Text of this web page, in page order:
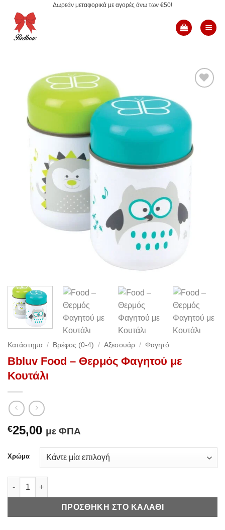
περιεχόμενο
Δωρεάν μεταφορικά με αγορές άνω των €50!
Κατάστημα / Βρέφος (0-4) / Αξεσουάρ / Φαγητό
Bbluv Food – Θερμός Φαγητού με
Κουτάλι
€25,00 με ΦΠΑ
Χρώμα
Bbluv Food – Θερμός Φαγητού με Κουτάλι ποσότητα
ΠΡΟΣΘΉΚΗ ΣΤΟ ΚΑΛΆΘΙ